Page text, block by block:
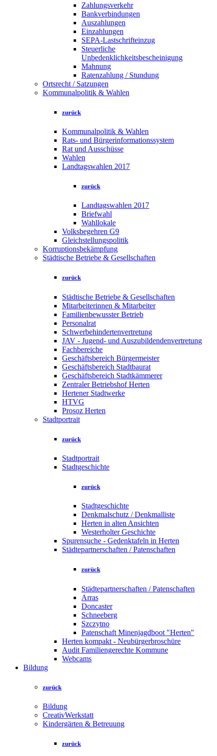
Zahlungsverkehr
Bankverbindungen
Auszahlungen
Einzahlungen
SEPA-Lastschrifteinzug
Steuerliche
Unbedenklichkeitsbescheinigung
Mahnung
Ratenzahlung / Stundung
Ortsrecht / Satzungen
Kommunalpolitik & Wahlen
zurück
Kommunalpolitik & Wahlen
Rats- und Bürgerinformationssystem
Rat und Ausschüsse
Wahlen
Landtagswahlen 2017
zurück
Landtagswahlen 2017
Briefwahl
Wahllokale
Volksbegehren G9
Gleichstellungspolitik
Korruptionsbekämpfung
Städtische Betriebe & Gesellschaften
zurück
Städtische Betriebe & Gesellschaften
Mitarbeiterinnen & Mitarbeiter
Familienbewusster Betrieb
Personalrat
Schwerbehindertenvertretung
JAV - Jugend- und Auszubildendenvertretung
Fachbereiche
Geschäftsbereich Bürgermeister
Geschäftsbereich Stadtbaurat
Geschäftsbereich Stadtkämmerer
Zentraler Betriebshof Herten
Hertener Stadtwerke
HTVG
Prosoz Herten
Stadtportrait
zurück
Stadtportrait
Stadtgeschichte
zurück
Stadtgeschichte
Denkmalschutz / Denkmalliste
Herten in alten Ansichten
Westerholter Geschichte
Spurensuche - Gedenktafeln in Herten
Städtepartnerschaften / Patenschaften
zurück
Städtepartnerschaften / Patenschaften
Arras
Doncaster
Schneeberg
Szczytno
Patenschaft Minenjagdboot "Herten"
Herten kompakt - Neubürgerbroschüre
Audit Familiengerechte Kommune
Webcams
Bildung
zurück
Bildung
CreativWerkstatt
Kindergärten & Betreuung
zurück